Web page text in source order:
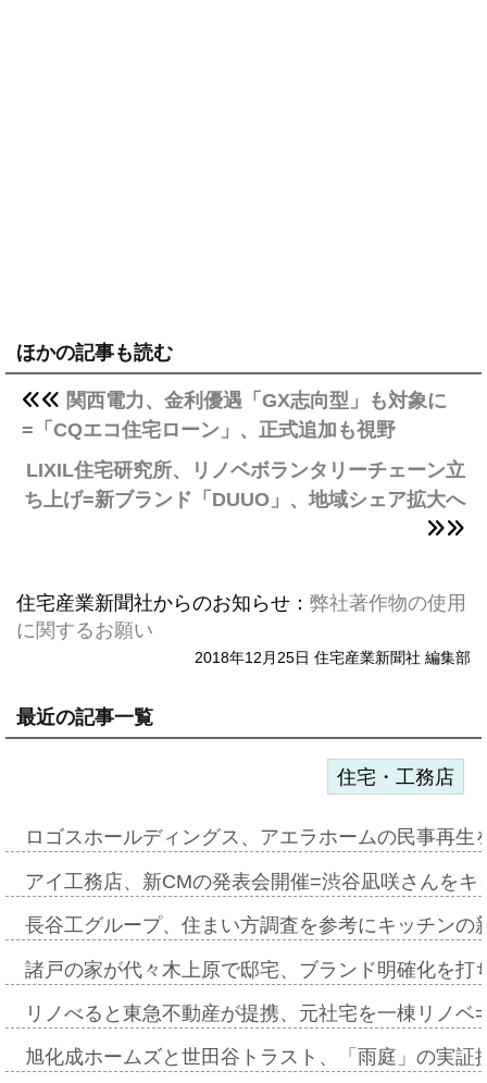
ほかの記事も読む
関西電力、金利優遇「GX志向型」も対象に
=「CQエコ住宅ローン」、正式追加も視野
LIXIL住宅研究所、リノベボランタリーチェーン立
ち上げ=新ブランド「DUUO」、地域シェア拡大へ
住宅産業新聞社からのお知らせ： 弊社著作物の使用
に関するお願い
2018年12月25日 住宅産業新聞社 編集部
最近の記事一覧
住宅・工務店
ロゴスホールディングス、アエラホームの民事再
アイ工務店、新CMの発表会開催=渋谷凪咲さんを
長谷工グループ、住まい方調査を参考にキッチン
諸戸の家が代々木上原で邸宅、ブランド明確化を
リノべると東急不動産が提携、元社宅を一棟リノ
旭化成ホームズと世田谷トラスト、「雨庭」の実